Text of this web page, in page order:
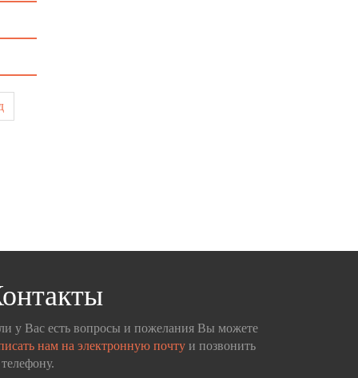
у Вас есть вопросы и пожелания Вы можете
нам на электронную почту и позвонить